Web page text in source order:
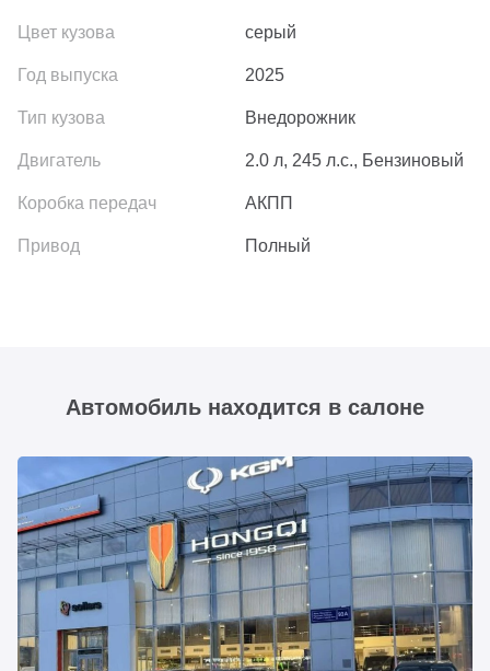
серый
2025
Внедорожник
2.0 л, 245 л.с., Бензиновый
АКПП
Полный
Автомобиль находится в салоне